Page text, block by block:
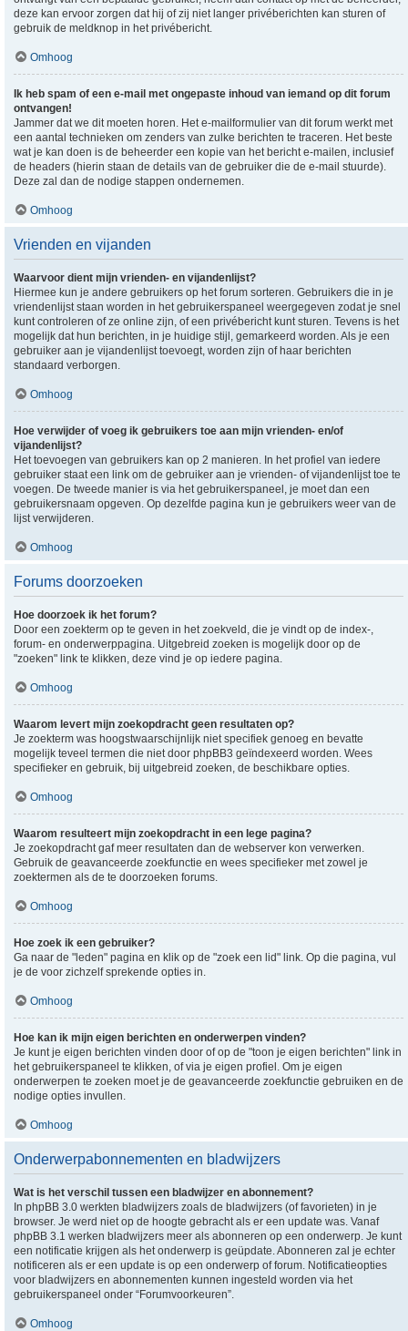
deze kan ervoor zorgen dat hij of zij niet langer privéberichten kan sturen of
gebruik de meldknop in het privébericht.
Omhoog
Ik heb spam of een e-mail met ongepaste inhoud van iemand op dit forum
ontvangen!
Jammer dat we dit moeten horen. Het e-mailformulier van dit forum werkt met
een aantal technieken om zenders van zulke berichten te traceren. Het beste
wat je kan doen is de beheerder een kopie van het bericht e-mailen, inclusief
de headers (hierin staan de details van de gebruiker die de e-mail stuurde).
Deze zal dan de nodige stappen ondernemen.
Omhoog
Vrienden en vijanden
Waarvoor dient mijn vrienden- en vijandenlijst?
Hiermee kun je andere gebruikers op het forum sorteren. Gebruikers die in je
vriendenlijst staan worden in het gebruikerspaneel weergegeven zodat je snel
kunt controleren of ze online zijn, of een privébericht kunt sturen. Tevens is het
mogelijk dat hun berichten, in je huidige stijl, gemarkeerd worden. Als je een
gebruiker aan je vijandenlijst toevoegt, worden zijn of haar berichten
standaard verborgen.
Omhoog
Hoe verwijder of voeg ik gebruikers toe aan mijn vrienden- en/of
vijandenlijst?
Het toevoegen van gebruikers kan op 2 manieren. In het profiel van iedere
gebruiker staat een link om de gebruiker aan je vrienden- of vijandenlijst toe te
voegen. De tweede manier is via het gebruikerspaneel, je moet dan een
gebruikersnaam opgeven. Op dezelfde pagina kun je gebruikers weer van de
lijst verwijderen.
Omhoog
Forums doorzoeken
Hoe doorzoek ik het forum?
Door een zoekterm op te geven in het zoekveld, die je vindt op de index-,
forum- en onderwerppagina. Uitgebreid zoeken is mogelijk door op de
"zoeken" link te klikken, deze vind je op iedere pagina.
Omhoog
Waarom levert mijn zoekopdracht geen resultaten op?
Je zoekterm was hoogstwaarschijnlijk niet specifiek genoeg en bevatte
mogelijk teveel termen die niet door phpBB3 geïndexeerd worden. Wees
specifieker en gebruik, bij uitgebreid zoeken, de beschikbare opties.
Omhoog
Waarom resulteert mijn zoekopdracht in een lege pagina?
Je zoekopdracht gaf meer resultaten dan de webserver kon verwerken.
Gebruik de geavanceerde zoekfunctie en wees specifieker met zowel je
zoektermen als de te doorzoeken forums.
Omhoog
Hoe zoek ik een gebruiker?
Ga naar de "leden" pagina en klik op de "zoek een lid" link. Op die pagina, vul
je de voor zichzelf sprekende opties in.
Omhoog
Hoe kan ik mijn eigen berichten en onderwerpen vinden?
Je kunt je eigen berichten vinden door of op de "toon je eigen berichten" link in
het gebruikerspaneel te klikken, of via je eigen profiel. Om je eigen
onderwerpen te zoeken moet je de geavanceerde zoekfunctie gebruiken en de
nodige opties invullen.
Omhoog
Onderwerpabonnementen en bladwijzers
Wat is het verschil tussen een bladwijzer en abonnement?
In phpBB 3.0 werkten bladwijzers zoals de bladwijzers (of favorieten) in je
browser. Je werd niet op de hoogte gebracht als er een update was. Vanaf
phpBB 3.1 werken bladwijzers meer als abonneren op een onderwerp. Je kunt
een notificatie krijgen als het onderwerp is geüpdate. Abonneren zal je echter
notificeren als er een update is op een onderwerp of forum. Notificatieopties
voor bladwijzers en abonnementen kunnen ingesteld worden via het
gebruikerspaneel onder “Forumvoorkeuren”.
Omhoog